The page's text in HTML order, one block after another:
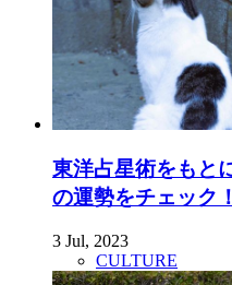
東洋占星術をもと
の運勢をチェック！
3 Jul, 2023
CULTURE